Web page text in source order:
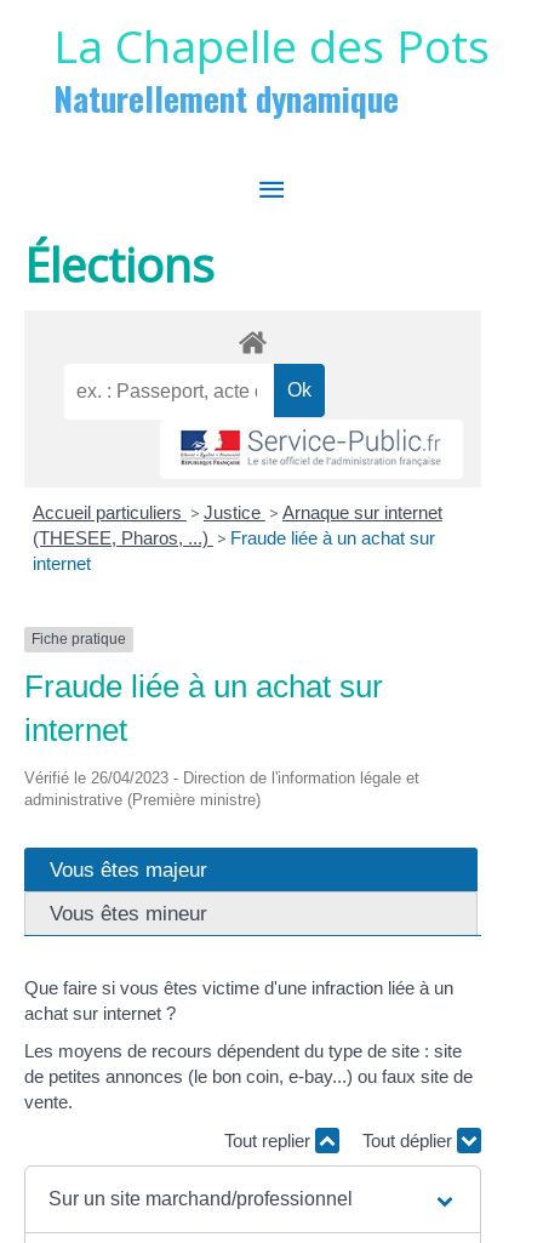
La Chapelle des Pots
Naturellement dynamique
MENU
Élections
Accueil particuliers > Justice > Arnaque sur internet
(THESEE, Pharos, ...) > Fraude liée à un achat sur
internet
Fiche pratique
Fraude liée à un achat sur
internet
Vérifié le 26/04/2023 - Direction de l'information légale et
administrative (Première ministre)
Vous êtes majeur
Vous êtes mineur
Que faire si vous êtes victime d'une infraction liée à un
achat sur internet ?
Les moyens de recours dépendent du type de site : site
de petites annonces (le bon coin, e-bay...) ou faux site de
vente.
Tout replier
Tout déplier
Sur un site marchand/professionnel